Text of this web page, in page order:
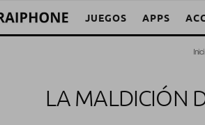
JUEGOS APPS
LA MALDICIÓN